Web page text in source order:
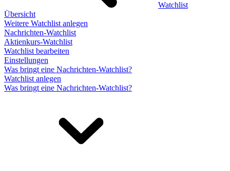
Watchlist
Übersicht
Weitere Watchlist anlegen
Nachrichten-Watchlist
Aktienkurs-Watchlist
Watchlist bearbeiten
Einstellungen
Was bringt eine Nachrichten-Watchlist?
Watchlist anlegen
Was bringt eine Nachrichten-Watchlist?